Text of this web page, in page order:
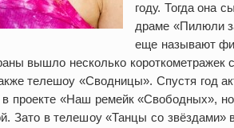
году. Тогда она
драме «Пилюли
еще называют
вышло несколько короткометражек
телешоу «Сводницы». Спустя год
проекте «Наш ремейк «Свободных»,
Зато в телешоу «Танцы со звёздами»